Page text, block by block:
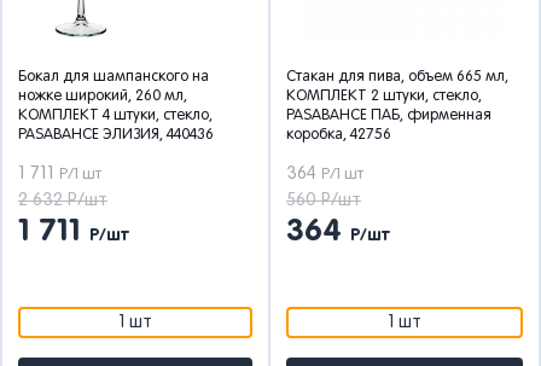
Бокал для шампанского на
ножке широкий, 260 мл,
КОМПЛЕКТ 4 штуки, стекло,
PASABAHCE ЭЛИЗИЯ, 440436
1 711 Р/1 шт
2 632 Р/шт
1 711 Р/шт
1 шт
Стакан для пива, объем 665 мл,
КОМПЛЕКТ 2 штуки, стекло,
PASABAHCE ПАБ, фирменная
коробка, 42756
364 Р/1 шт
560 Р/шт
364 Р/шт
1 шт